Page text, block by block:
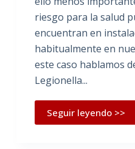
riesgo para la salud
encuentran en
habitualmente en
este caso hablamos
Legionella...
Seguir leyendo >>